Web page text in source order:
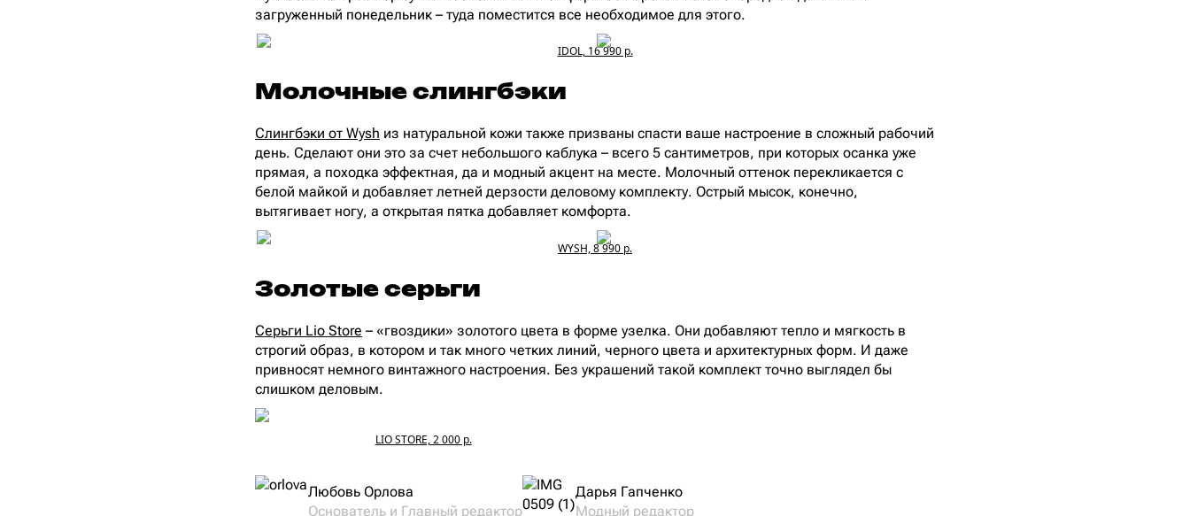
загруженный понедельник – туда поместится все необходимое для этого.
IDOL, 16 990 р.
Молочные слингбэки
Слингбэки от Wysh из натуральной кожи также призваны спасти ваше настроение в сложный рабочий
день. Сделают они это за счет небольшого каблука – всего 5 сантиметров, при которых осанка уже
прямая, а походка эффектная, да и модный акцент на месте. Молочный оттенок перекликается с
белой майкой и добавляет летней дерзости деловому комплекту. Острый мысок, конечно,
вытягивает ногу, а открытая пятка добавляет комфорта.
WYSH, 8 990 р.
Золотые серьги
Серьги Lio Store – «гвоздики» золотого цвета в форме узелка. Они добавляют тепло и мягкость в
строгий образ, в котором и так много четких линий, черного цвета и архитектурных форм. И даже
привносят немного винтажного настроения. Без украшений такой комплект точно выглядел бы
слишком деловым.
LIO STORE, 2 000 р.
Любовь Орлова
Основатель и Главный редактор
Дарья Гапченко
Модный редактор